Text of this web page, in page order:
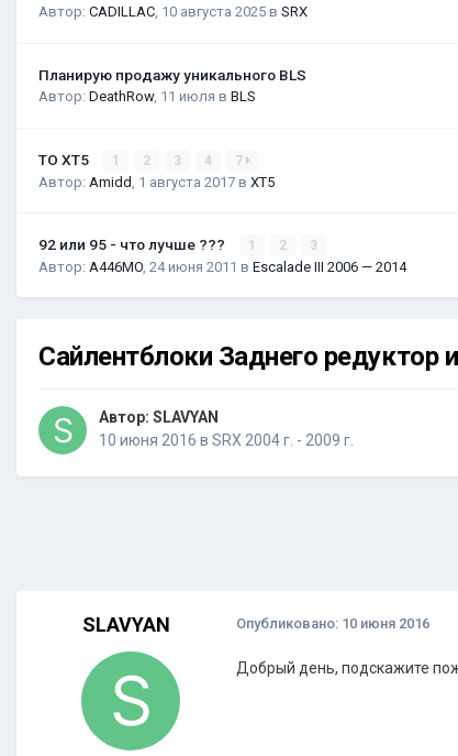
Автор: CADILLAC 10 августа 2025 в SRX
Планирую продажу уникального BLS
Автор: DeathRow, 11 июля в BLS
ТО XT5 1 2 3 4 7
Автор: Amidd 1 августа 2017 в XT5
92 или 95 - что лучше ??? 1 2 3
Автор: A446MO 24 июня 2011 в Escalade III 2006 — 2014
Сайлентблоки Заднего редуктор
Автор: SLAVYAN
10 июня 2016 в SRX 2004 г. - 2009 г.
SLAVYAN Опубликовано: 10 июня 2016
Добрый день, подскажите